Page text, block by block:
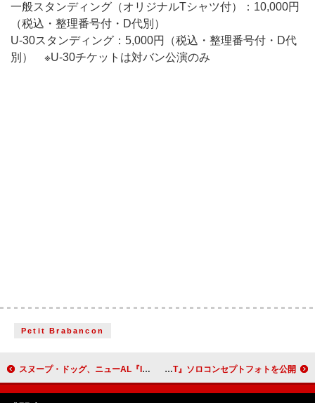
一般スタンディング（オリジナルTシャツ付）：10,000円
（税込・整理番号付・D代別）
U-30スタンディング：5,000円（税込・整理番号付・D代
別） ※U-30チケットは対バン公演のみ
Petit Brabancon
スヌープ・ドッグ、ニューAL『Iz It a Crime?』をリリース ファレル／セクシー・レッドら参加 LE SSERAFIM、自然な魅力を放つ『DIFFERENT』ソロコンセプトフォトを公開